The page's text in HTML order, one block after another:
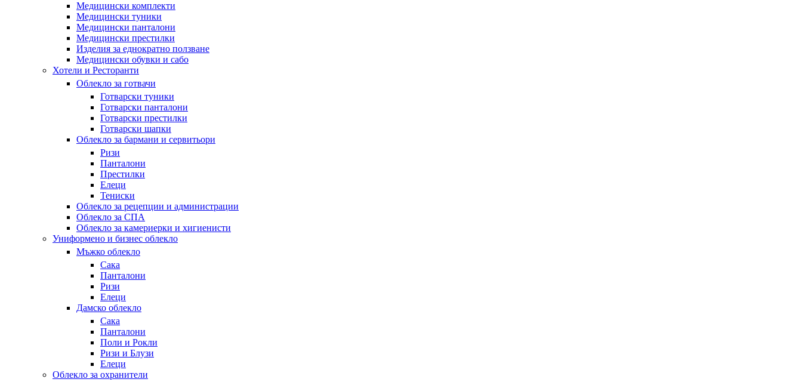
Медицински комплекти
Медицински туники
Медицински панталони
Медицински престилки
Изделия за еднократно ползване
Медицински обувки и сабо
Хотели и Ресторанти
Облекло за готвачи
Готварски туники
Готварски панталони
Готварски престилки
Готварски шапки
Облекло за бармани и сервитьори
Ризи
Панталони
Престилки
Елеци
Тениски
Облекло за рецепции и администрации
Облекло за СПА
Облекло за камериерки и хигиенисти
Униформено и бизнес облекло
Мъжко облекло
Сака
Панталони
Ризи
Елеци
Дамско облекло
Сака
Панталони
Поли и Рокли
Ризи и Блузи
Елеци
Облекло за охранители